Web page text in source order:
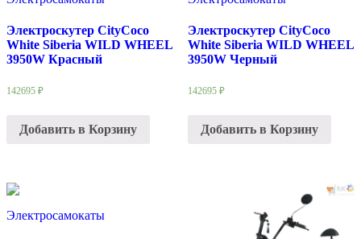
Электроскутер CityCoco
White Siberia WILD WHEEL
3950W Красный
142695 ₽
Добавить в Корзину
Электроскутер CityCoco
White Siberia WILD WHEEL
3950W Черный
142695 ₽
Добавить в Корзину
Электросамокаты